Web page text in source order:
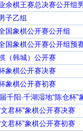
余棋王赛总决赛公开组
子乙组
国象棋公开赛公开组
国象棋公开赛公开组预
（韩城）公开赛
象棋公开赛决赛
象棋公开赛初赛
千阳·千湖湿地“陈仓杯”
君杯”象棋公开赛决赛
君杯”象棋公开赛初赛